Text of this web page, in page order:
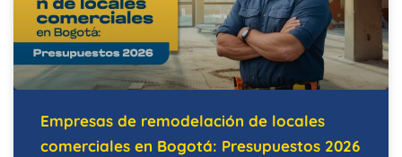
Empresas de remodelación de locales
comerciales en Bogotá: Presupuestos 2026